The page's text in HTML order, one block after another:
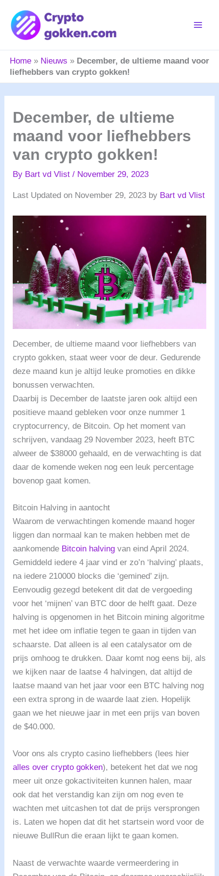
content
Home » Nieuws » December, de ultieme maand voor
liefhebbers van crypto gokken!
December, de ultieme
maand voor liefhebbers
van crypto gokken!
By Bart vd Vlist/ November 29, 2023
Last Updated on November 29, 2023 by Bart vd Vlist
December, de ultieme maand voor liefhebbers van
crypto gokken, staat weer voor de deur. Gedurende
deze maand kun je altijd leuke promoties en dikke
bonussen verwachten.
Daarbij is December de laatste jaren ook altijd een
positieve maand gebleken voor onze nummer 1
cryptocurrency, de Bitcoin. Op het moment van
schrijven, vandaag 29 November 2023, heeft BTC
alweer de $38000 gehaald, en de verwachting is dat
daar de komende weken nog een leuk percentage
bovenop gaat komen.
Bitcoin Halving in aantocht
Waarom de verwachtingen komende maand hoger
liggen dan normaal kan te maken hebben met de
aankomende Bitcoin halving van eind April 2024.
Gemiddeld iedere 4 jaar vind er zo’n ‘halving’ plaats,
na iedere 210000 blocks die ‘gemined’ zijn.
Eenvoudig gezegd betekent dit dat de vergoeding
voor het ‘mijnen’ van BTC door de helft gaat. Deze
halving is opgenomen in het Bitcoin mining algoritme
met het idee om inflatie tegen te gaan in tijden van
schaarste. Dat alleen is al een catalysator om de
prijs omhoog te drukken. Daar komt nog eens bij, als
we kijken naar de laatse 4 halvingen, dat altijd de
laatse maand van het jaar voor een BTC halving nog
een extra sprong in de waarde laat zien. Hopelijk
gaan we het nieuwe jaar in met een prijs van boven
de $40.000.
Voor ons als crypto casino liefhebbers (lees hier
alles over crypto gokken), betekent het dat we nog
meer uit onze gokactiviteiten kunnen halen, maar
ook dat het verstandig kan zijn om nog even te
wachten met uitcashen tot dat de prijs versprongen
is. Laten we hopen dat dit het startsein word voor de
nieuwe BullRun die eraan lijkt te gaan komen.
Naast de verwachte waarde vermeerdering in